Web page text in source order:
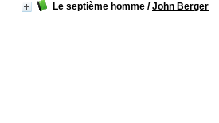
Le septième homme /John Berger